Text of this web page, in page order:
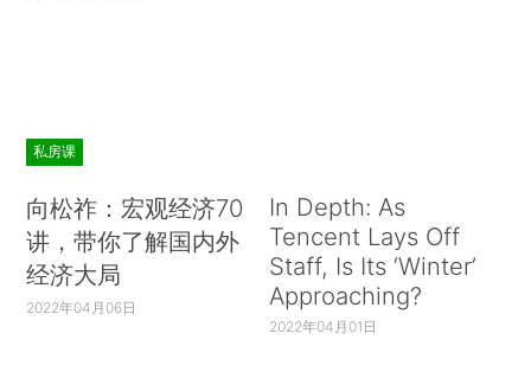
私房课
向松祚：宏观经济70
讲，带你了解国内外
经济大局
2022年04月06日
In Depth: As
Tencent Lays Off
Staff, Is Its ‘Winter’
Approaching?
2022年04月01日